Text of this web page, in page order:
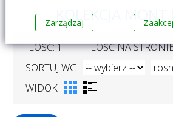
KOLEKCJA MONT
ILOŚĆ: 1
ILOŚĆ NA
SORTUJ WG
WIDOK
Zarządzaj